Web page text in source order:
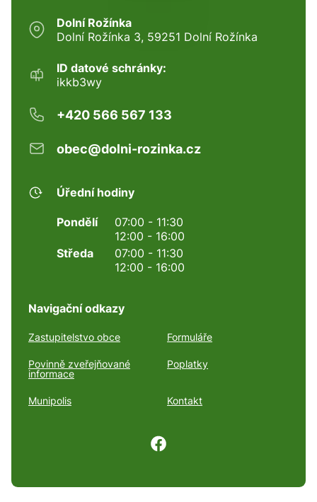
Dolní Rožínka
Dolní Rožínka 3, 59251 Dolní Rožínka
ID datové schránky:
ikkb3wy
+420 566 567 133
obec@dolni-rozinka.cz
Úřední hodiny
Pondělí
07:00 - 11:30
12:00 - 16:00
Středa
07:00 - 11:30
12:00 - 16:00
Navigační odkazy
Zastupitelstvo obce Formuláře
Povinně zveřejňované
informace
Poplatky
Munipolis Kontakt